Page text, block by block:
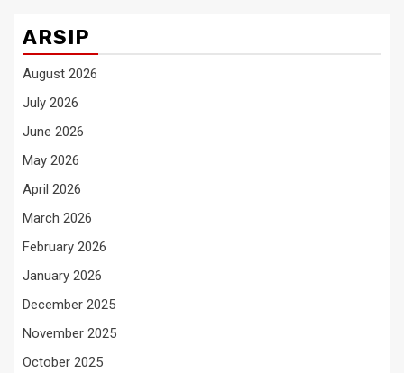
ARSIP
August 2026
July 2026
June 2026
May 2026
April 2026
March 2026
February 2026
January 2026
December 2025
November 2025
October 2025